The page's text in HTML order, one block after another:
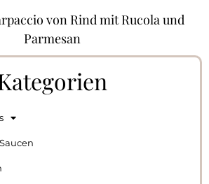
von Rind mit Rucola und
Parmesan